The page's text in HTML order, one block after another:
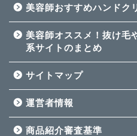
美容師おすすめハンドク
美容師オススメ！抜け毛
系サイトのまとめ
サイトマップ
運営者情報
商品紹介審査基準